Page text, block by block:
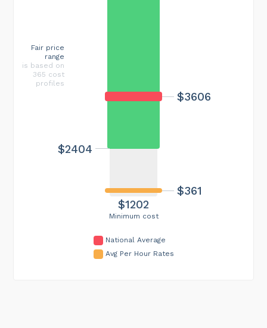
Minimum cost
$1202
$3606
$361
$2404
Fair price
range
is based on
365 cost
profiles
National Average
Avg Per Hour Rates